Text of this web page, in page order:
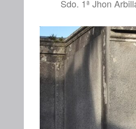
Sdo. 1ª Jhon